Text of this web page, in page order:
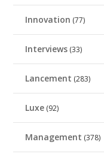
Innovation (77)
Interviews (33)
Lancement (283)
Luxe (92)
Management (378)